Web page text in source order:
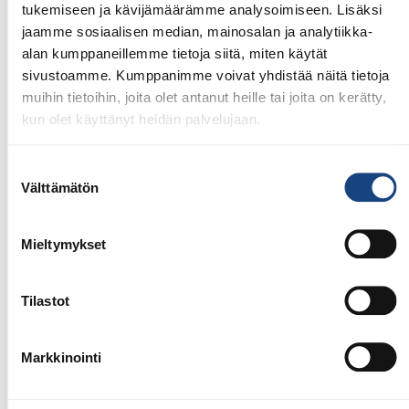
tukemiseen ja kävijämäärämme analysoimiseen. Lisäksi
jaamme sosiaalisen median, mainosalan ja analytiikka-
alan kumppaneillemme tietoja siitä, miten käytät
sivustoamme. Kumppanimme voivat yhdistää näitä tietoja
muihin tietoihin, joita olet antanut heille tai joita on kerätty,
kun olet käyttänyt heidän palvelujaan.
valinta
Välttämätön
Mieltymykset
Tilastot
Markkinointi
Uudet lisenssit ostettavissa
1.8.2026 alkaen
Voit 1.8.2026 lähtien ostaa Judoliiton lisenssin kaudelle
1.8.2026 – 31.7.2027 Suomisportissa. Uuden kauden
lisenssit eivät siis [...]